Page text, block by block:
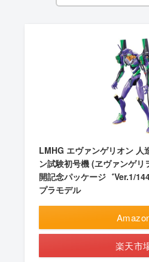
LMHG エヴァンゲリオン 人
ン試験初号機 (ヱヴァンゲ
開記念パッケージ゛Ver.1/
プラモデル
楽天市